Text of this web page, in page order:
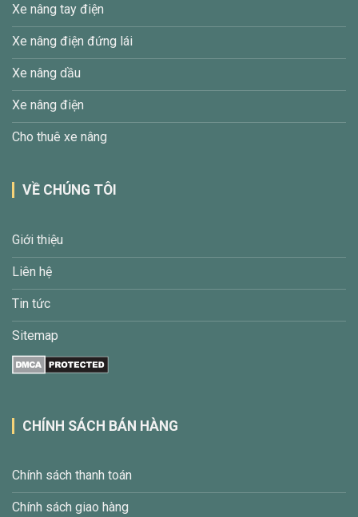
Xe nâng tay điện
Xe nâng điện đứng lái
Xe nâng dầu
Xe nâng điện
Cho thuê xe nâng
VỀ CHÚNG TÔI
Giới thiệu
Liên hệ
Tin tức
Sitemap
CHÍNH SÁCH BÁN HÀNG
Chính sách thanh toán
Chính sách giao hàng